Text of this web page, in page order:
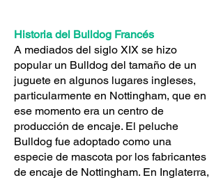
Historia del Bulldog Francés
A mediados del siglo XIX se hizo
popular un Bulldog del tamaño de un
juguete en algunos lugares ingleses,
particularmente en Nottingham, que en
ese momento era un centro de
producción de encaje. El peluche
Bulldog fue adoptado como una
especie de mascota por los fabricantes
de encaje de Nottingham. En Inglaterra,